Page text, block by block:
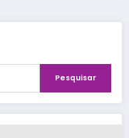
Pesquisar